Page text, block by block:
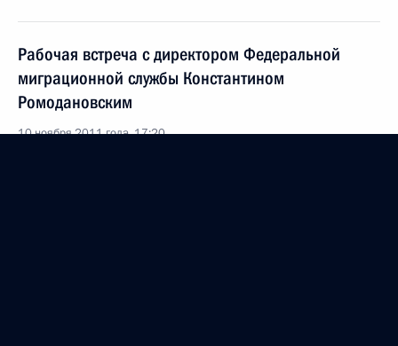
Рабочая встреча с директором Федеральной
миграционной службы Константином
Ромодановским
10 ноября 2011 года, 17:20